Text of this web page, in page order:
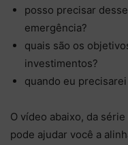
posso precisar
emergência?
quais são os
investimentos?
quando eu
O vídeo abaixo, da
pode ajudar você a